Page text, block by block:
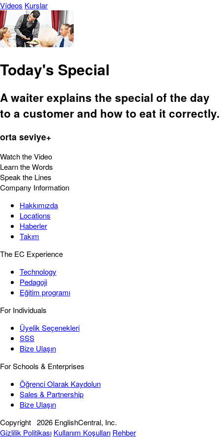
Vídeos Kurslar
Today's Special
A waiter explains the special of the day
to a customer and how to eat it correctly.
orta seviye+
Watch the Video
Learn the Words
Speak the Lines
Company Information
Hakkımızda
Locations
Haberler
Takım
The EC Experience
Technology
Pedagoji
Eğitim programı
For Individuals
Üyelik Seçenekleri
SSS
Bize Ulaşın
For Schools & Enterprises
Öğrenci Olarak Kaydolun
Sales & Partnership
Bize Ulaşın
Copyright 2026 EnglishCentral, Inc.
Gizlilik Politikası Kullanım Koşulları Rehber